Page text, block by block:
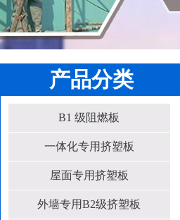
产品分类
B1 级阻燃板
一体化专用挤塑板
屋面专用挤塑板
外墙专用B2级挤塑板